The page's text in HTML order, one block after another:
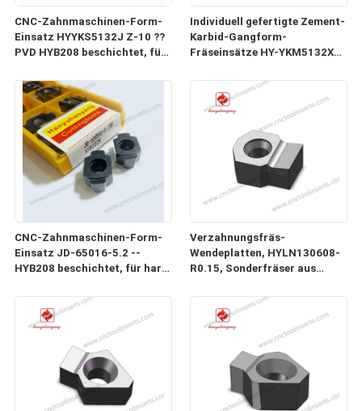
CNC-Zahnmaschinen-Form-
Einsatz HYYKS5132J Z-10 ??
PVD HYB208 beschichtet, für
(ausgenommen hochfeste
Legierungen).
Individuell gefertigte Zement-
Karbid-Gangform-
Fräseinsätze HY-YKM5132X3-
CNC-Zahnmaschinen-Form-
Einsatz JD-65016-5.2 --
HYB208 beschichtet, für harte
Hochfestelegierungen)
Verzahnungsfräs-
Wendeplatten, HYLN130608-
R0.15, Sonderfräser aus
Verzahnungsfräs-
Wendeplatten